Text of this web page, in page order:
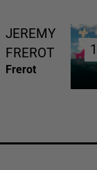
JEREMY
FREROT
Frerot